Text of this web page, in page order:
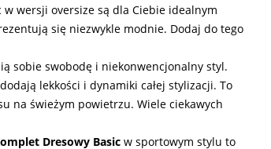
wersji oversize są dla Ciebie idealnym
się niezwykle modnie. Dodaj do tego
sobie swobodę i niekonwencjonalny styl.
lekkości i dynamiki całej stylizacji. To
na świeżym powietrzu. Wiele ciekawych
Dresowy Basic w sportowym stylu to